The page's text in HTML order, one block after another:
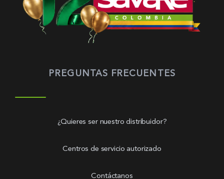
PREGUNTAS FRECUENTES
¿Quieres ser nuestro distribuidor?
Centros de servicio autorizado
Contáctanos